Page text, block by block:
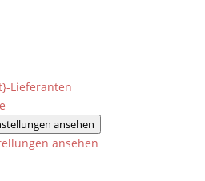
Lieferanten
ansehen
ansehen